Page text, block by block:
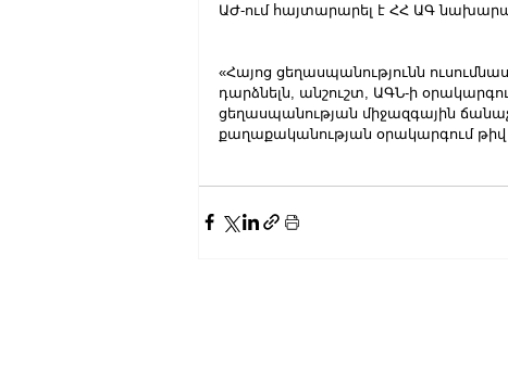
ԱԺ-ում հայտարարել է ՀՀ ԱԳ
«Հայոց ցեղասպանությունն
դարձնելն, անշուշտ, ԱԳՆ-ի
ցեղասպանության միջազգային
քաղաքականության օրակարգում թիվ